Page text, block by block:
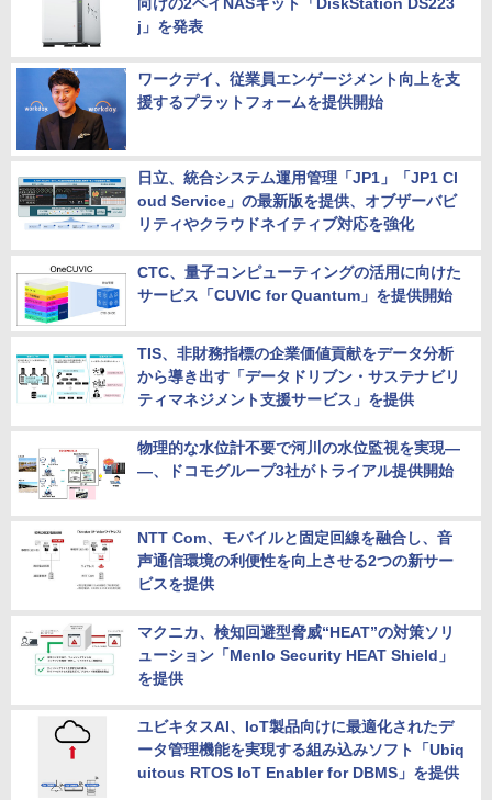
j」を発表
ワークデイ、従業員エンゲージメント向上を支
援するプラットフォームを提供開始
日立、統合システム運用管理「JP1」「JP1 Cl
oud Service」の最新版を提供、オブザーバビ
リティやクラウドネイティブ対応を強化
CTC、量子コンピューティングの活用に向けた
サービス「CUVIC for Quantum」を提供開始
TIS、非財務指標の企業価値貢献をデータ分析
から導き出す「データドリブン・サステナビリ
ティマネジメント支援サービス」を提供
物理的な水位計不要で河川の水位監視を実現―
―、ドコモグループ3社がトライアル提供開始
NTT Com、モバイルと固定回線を融合し、音
声通信環境の利便性を向上させる2つの新サー
ビスを提供
マクニカ、検知回避型脅威“HEAT”の対策ソリ
ューション「Menlo Security HEAT Shield」
を提供
ユビキタスAI、IoT製品向けに最適化されたデ
ータ管理機能を実現する組み込みソフト「Ubiq
uitous RTOS IoT Enabler for DBMS」を提供